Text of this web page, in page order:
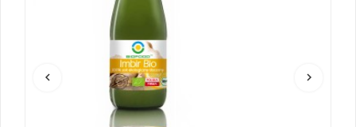
keyboard_arrow_left keyboard_arrow_right